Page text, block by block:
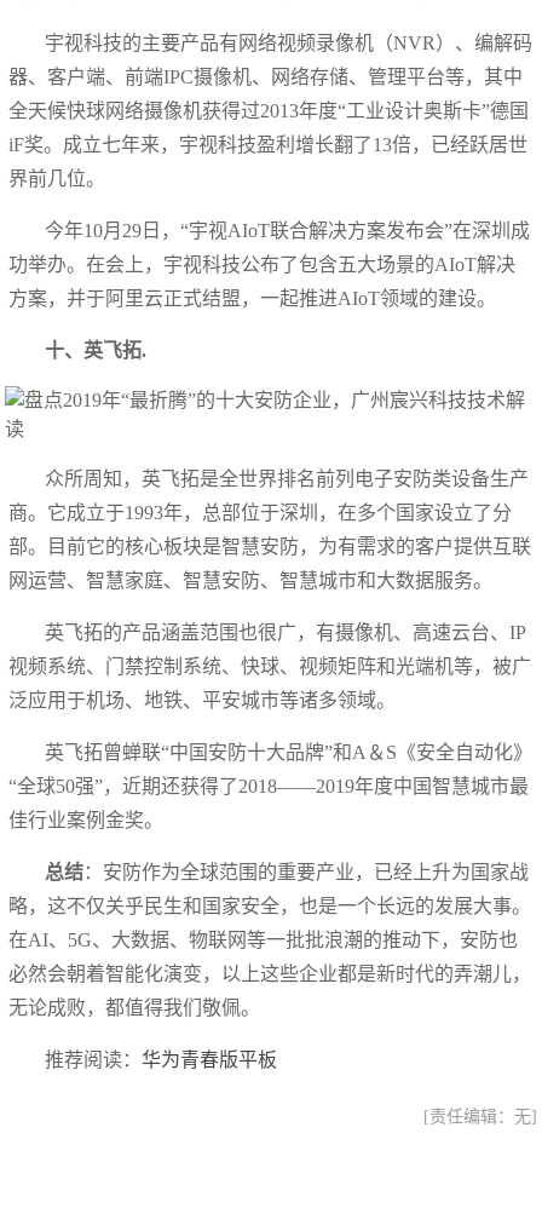
宇视科技的主要产品有网络视频录像机（NVR）、编解码
器、客户端、前端IPC摄像机、网络存储、管理平台等，其中
全天候快球网络摄像机获得过2013年度“工业设计奥斯卡”德国
iF奖。成立七年来，宇视科技盈利增长翻了13倍，已经跃居世
界前几位。
今年10月29日，“宇视AIoT联合解决方案发布会”在深圳成
功举办。在会上，宇视科技公布了包含五大场景的AIoT解决
方案，并于阿里云正式结盟，一起推进AIoT领域的建设。
十、英飞拓.
众所周知，英飞拓是全世界排名前列电子安防类设备生产
商。它成立于1993年，总部位于深圳，在多个国家设立了分
部。目前它的核心板块是智慧安防，为有需求的客户提供互联
网运营、智慧家庭、智慧安防、智慧城市和大数据服务。
英飞拓的产品涵盖范围也很广，有摄像机、高速云台、IP
视频系统、门禁控制系统、快球、视频矩阵和光端机等，被广
泛应用于机场、地铁、平安城市等诸多领域。
英飞拓曾蝉联“中国安防十大品牌”和A＆S《安全自动化》
“全球50强”，近期还获得了2018——2019年度中国智慧城市最
佳行业案例金奖。
总结：安防作为全球范围的重要产业，已经上升为国家战
略，这不仅关乎民生和国家安全，也是一个长远的发展大事。
在AI、5G、大数据、物联网等一批批浪潮的推动下，安防也
必然会朝着智能化演变，以上这些企业都是新时代的弄潮儿，
无论成败，都值得我们敬佩。
推荐阅读：华为青春版平板
[责任编辑：无]